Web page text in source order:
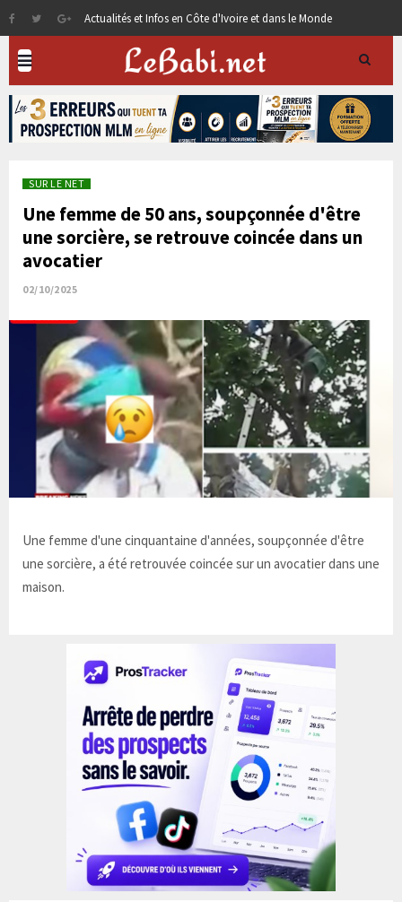
Actualités et Infos en Côte d'Ivoire et dans le Monde
SUR LE NET
Une femme de 50 ans, soupçonnée d'être
une sorcière, se retrouve coincée dans un
avocatier
02/10/2025
Une femme d'une cinquantaine d'années, soupçonnée d'être
une sorcière, a été retrouvée coincée sur un avocatier dans une
maison.